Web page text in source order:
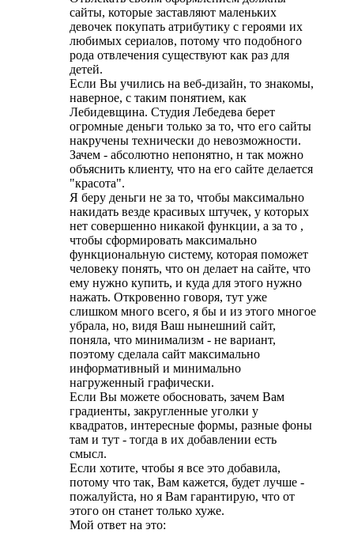
сайты, которые заставляют маленьких
девочек покупать атрибутику с героями их
любимых сериалов, потому что подобного
рода отвлечения существуют как раз для
детей.
Если Вы учились на веб-дизайн, то знакомы,
наверное, с таким понятием, как
Лебидевщина. Студия Лебедева берет
огромные деньги только за то, что его сайты
накручены технически до невозможности.
Зачем - абсолютно непонятно, н так можно
объяснить клиенту, что на его сайте делается
"красота".
Я беру деньги не за то, чтобы максимально
накидать везде красивых штучек, у которых
нет совершенно никакой функции, а за то ,
чтобы сформировать максимально
функциональную систему, которая поможет
человеку понять, что он делает на сайте, что
ему нужно купить, и куда для этого нужно
нажать. Откровенно говоря, тут уже
слишком много всего, я бы и из этого многое
убрала, но, видя Ваш нынешний сайт,
поняла, что минимализм - не вариант,
поэтому сделала сайт максимально
информативный и минимально
нагруженный графически.
Если Вы можете обосновать, зачем Вам
градиенты, закругленные уголки у
квадратов, интересные формы, разные фоны
там и тут - тогда в их добавлении есть
смысл.
Если хотите, чтобы я все это добавила,
потому что так, Вам кажется, будет лучше -
пожалуйста, но я Вам гарантирую, что от
этого он станет только хуже.
Мой ответ на это: